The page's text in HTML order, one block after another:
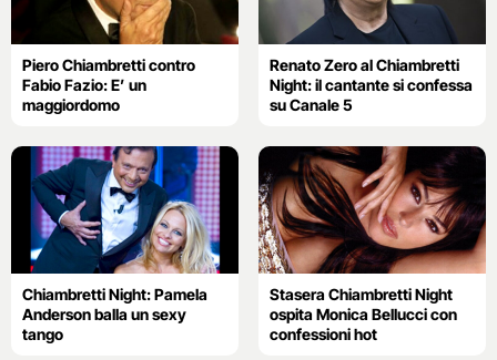
Piero Chiambretti contro
Fabio Fazio: E’ un
maggiordomo
Renato Zero al Chiambretti
Night: il cantante si confessa
su Canale 5
Chiambretti Night: Pamela
Anderson balla un sexy
tango
Stasera Chiambretti Night
ospita Monica Bellucci con
confessioni hot